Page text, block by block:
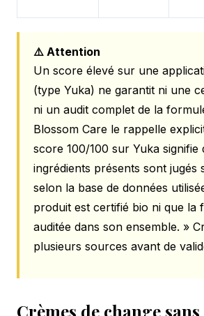
⚠️ Attention
Un score élevé sur une
(type Yuka) ne garantit ni une
ni un audit complet de la
Blossom Care le rappelle
score 100/100 sur Yuka signifie
ingrédients présents sont jugés
selon la base de données
produit est certifié bio ni que la
auditée dans son ensemble. »
plusieurs sources avant de
Crèmes de change